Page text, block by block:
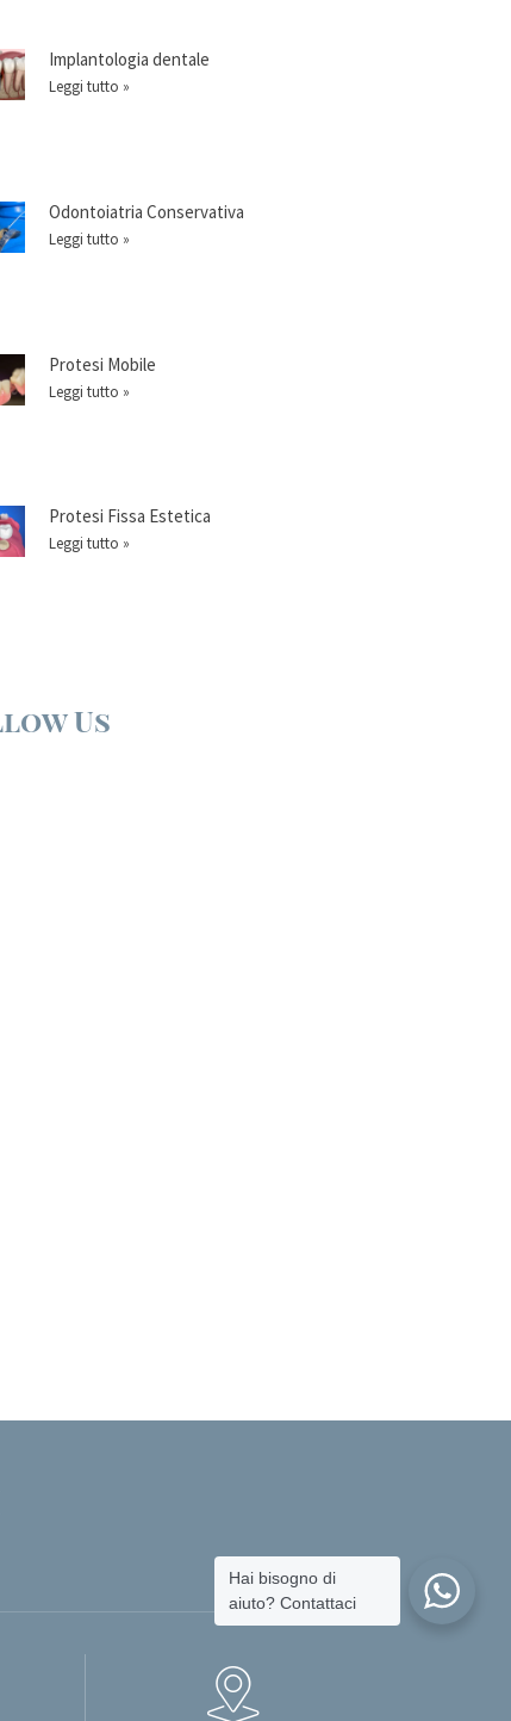
Implantologia dentale
Leggi tutto »
Odontoiatria Conservativa
Leggi tutto »
Protesi Mobile
Leggi tutto »
Protesi Fissa Estetica
Leggi tutto »
Us
Hai bisogno di
aiuto? Contattaci